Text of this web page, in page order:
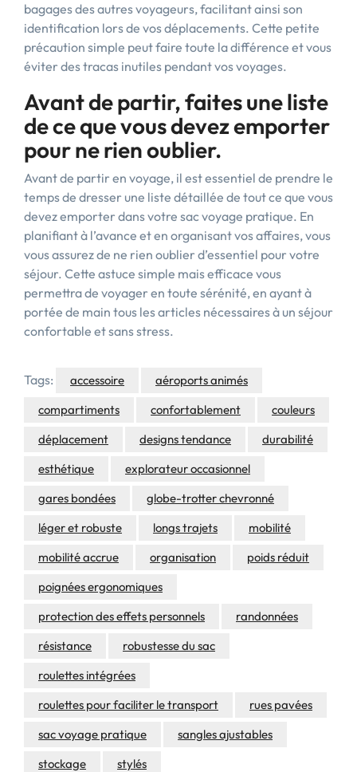
bagages des autres voyageurs, facilitant ainsi son
identification lors de vos déplacements. Cette petite
précaution simple peut faire toute la différence et vous
éviter des tracas inutiles pendant vos voyages.
Avant de partir, faites une liste
de ce que vous devez emporter
pour ne rien oublier.
Avant de partir en voyage, il est essentiel de prendre le
temps de dresser une liste détaillée de tout ce que vous
devez emporter dans votre sac voyage pratique. En
planifiant à l’avance et en organisant vos affaires, vous
vous assurez de ne rien oublier d’essentiel pour votre
séjour. Cette astuce simple mais efficace vous
permettra de voyager en toute sérénité, en ayant à
portée de main tous les articles nécessaires à un séjour
confortable et sans stress.
Tags: accessoire
aéroports animés
compartiments
confortablement
couleurs
déplacement
designs tendance
durabilité
esthétique
explorateur occasionnel
gares bondées
globe-trotter chevronné
léger et robuste
longs trajets
mobilité
mobilité accrue
organisation
poids réduit
poignées ergonomiques
protection des effets personnels
randonnées
résistance
robustesse du sac
roulettes intégrées
roulettes pour faciliter le transport
rues pavées
sac voyage pratique
sangles ajustables
stockage
stylés